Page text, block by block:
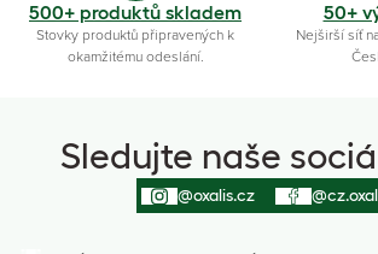
500+ produktů skladem
Stovky produktů připravených k
okamžitému odeslání.
50+
Nejširší síť
Sledujte naše
@oxalis.cz